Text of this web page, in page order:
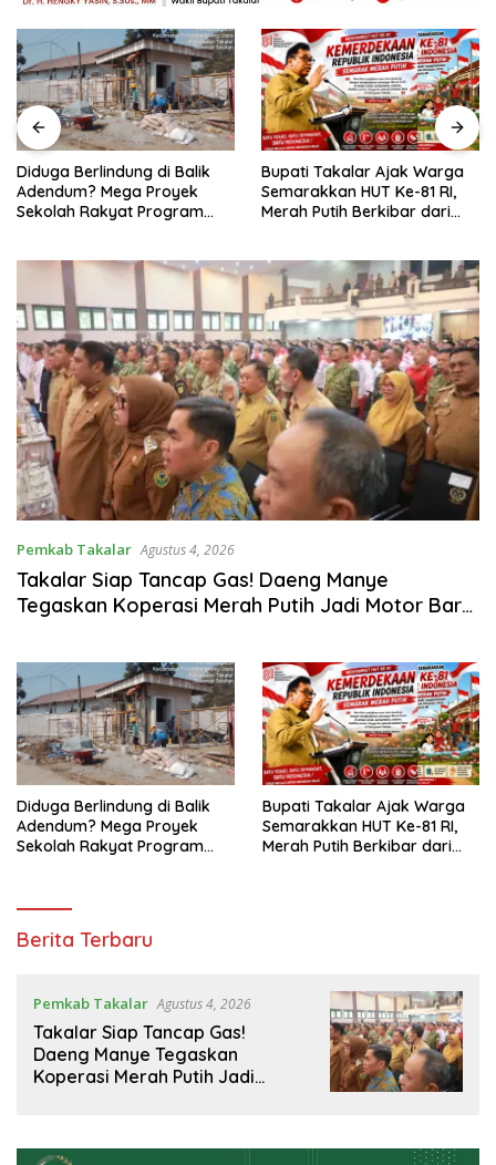
Diduga Berlindung di Balik
Adendum? Mega Proyek
Sekolah Rakyat Program
Diminta Transparan
Bupati Takalar Ajak Warga
Semarakkan HUT Ke-81 RI,
Merah Putih Berkibar dari
Pemkab Takalar Agustus 4, 2026
Takalar Siap Tancap Gas! Daeng Manye
Tegaskan Koperasi Merah Putih Jadi Motor Baru
Diduga Berlindung di Balik
Adendum? Mega Proyek
Sekolah Rakyat Program
Diminta Transparan
Bupati Takalar Ajak Warga
Semarakkan HUT Ke-81 RI,
Merah Putih Berkibar dari
15menit.com
Berita Terbaru
Pemkab Takalar Agustus 4, 2026
Takalar Siap Tancap Gas!
Daeng Manye Tegaskan
Koperasi Merah Putih Jadi